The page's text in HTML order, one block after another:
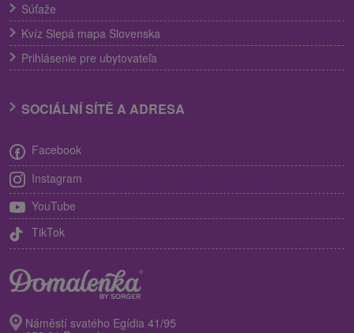
Súťaže
Kvíz Slepá mapa Slovenska
Prihlásenie pre ubytovateľa
SOCIÁLNÍ SÍTĚ A ADRESA
Facebook
Instagram
YouTube
TikTok
Náměstí svatého Egídia 41/95